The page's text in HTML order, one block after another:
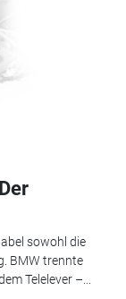
sowohl die
BMW trennte
Telelever –...